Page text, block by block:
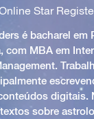
Star
é bacharel em
com MBA em
digitais.
sobre